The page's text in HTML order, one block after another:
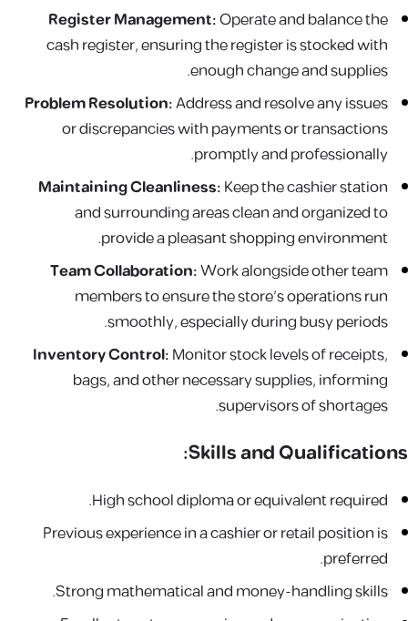
Register Management:Operate and balance the
cash register, ensuring the register is stocked with
enough change and supplies.
Problem Resolution:Address and resolve any issues
or discrepancies with payments or transactions
promptly and professionally.
Maintaining Cleanliness:Keep the cashier station
and surrounding areas clean and organized to
provide a pleasant shopping environment.
Team Collaboration:Work alongside other team
members to ensure the store's operations run
smoothly, especially during busy periods.
Inventory Control:Monitor stock levels of receipts,
bags, and other necessary supplies, informing
supervisors of shortages.
Skills and Qualifications:
High school diploma or equivalent required.
Previous experience in a cashier or retail position is
preferred.
Strong mathematical and money-handling skills.